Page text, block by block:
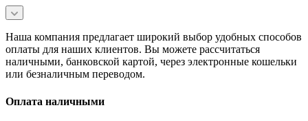
Наша компания предлагает широкий выбор удобных способов
оплаты для наших клиентов. Вы можете рассчитаться
наличными, банковской картой, через электронные кошельки
или безналичным переводом.
Оплата наличными